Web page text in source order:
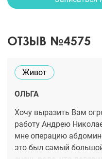
ОТЗЫВ №4575
Живот
ОЛЬГА
Хочу выразить Вам
работу Андрею
мне операцию
это был самый